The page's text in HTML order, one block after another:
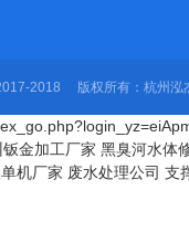
2018 版权所有：杭州泓
金加工厂家 黑臭河水体
机厂家 废水处理公司 支